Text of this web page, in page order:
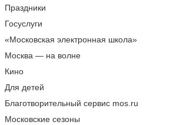
Праздники
Госуслуги
«Московская электронная школа»
Москва — на волне
Кино
Для детей
Благотворительный сервис mos.ru
Московские сезоны